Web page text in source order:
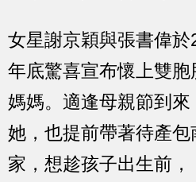
女星謝京穎與張書偉
年底驚喜宣布懷上雙
媽媽。適逢母親節到
她，也提前帶著待產
家，想趁孩子出生前